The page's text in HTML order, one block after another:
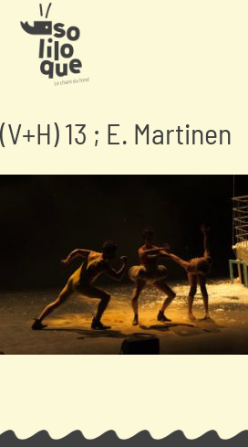
(V+H) 13 ; E. Martinen